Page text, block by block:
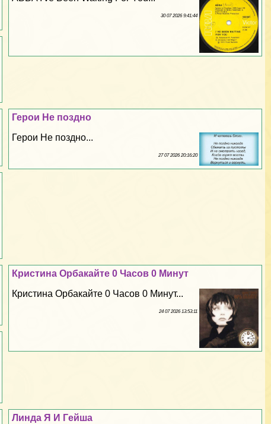
30 07 2026 9:41:44
Герои Не поздно
Герои Не поздно...
27 07 2026 20:16:20
Кристина Орбакайте 0 Часов 0 Минут
Кристина Орбакайте 0 Часов 0 Минут...
24 07 2026 13:53:11
Линда Я И Гeйша